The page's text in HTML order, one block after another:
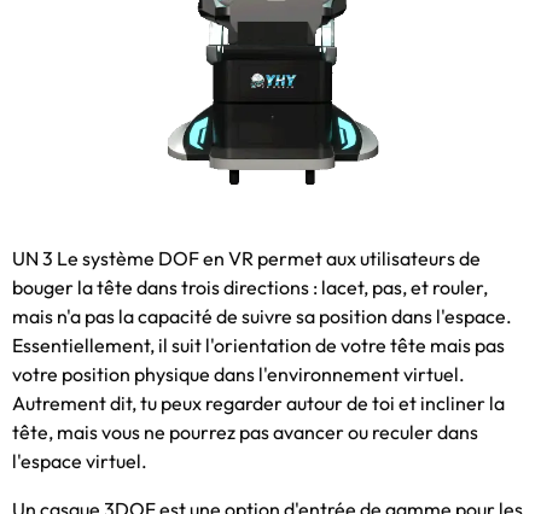
UN 3 Le système DOF en VR permet aux utilisateurs de
bouger la tête dans trois directions : lacet, pas, et rouler,
mais n'a pas la capacité de suivre sa position dans l'espace.
Essentiellement, il suit l'orientation de votre tête mais pas
votre position physique dans l'environnement virtuel.
Autrement dit, tu peux regarder autour de toi et incliner la
tête, mais vous ne pourrez pas avancer ou reculer dans
l'espace virtuel.